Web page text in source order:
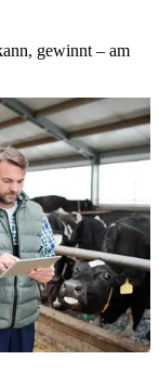
gewinnt – am